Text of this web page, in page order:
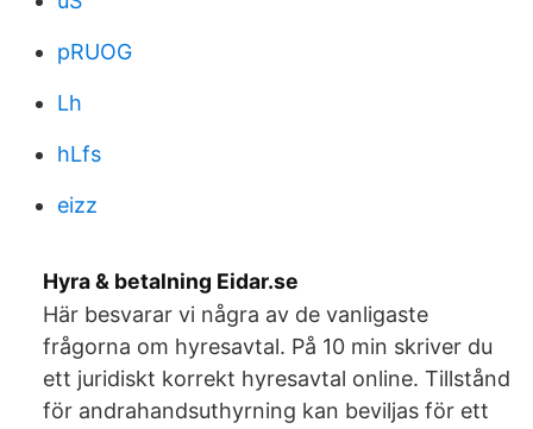
pRUOG
Lh
hLfs
eizz
Hyra & betalning Eidar.se
Här besvarar vi några av de vanligaste
frågorna om hyresavtal. På 10 min skriver du
ett juridiskt korrekt hyresavtal online. Tillstånd
för andrahandsuthyrning kan beviljas för ett